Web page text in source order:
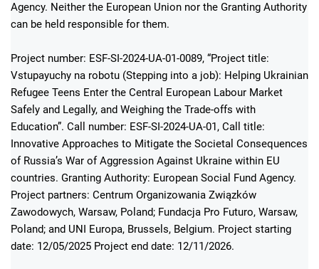
Agency. Neither the European Union nor the Granting Authority
can be held responsible for them.
Project number: ESF-SI-2024-UA-01-0089, “Project title:
Vstupayuchy na robotu (Stepping into a job): Helping Ukrainian
Refugee Teens Enter the Central European Labour Market
Safely and Legally, and Weighing the Trade-offs with
Education”. Call number: ESF-SI-2024-UA-01, Call title:
Innovative Approaches to Mitigate the Societal Consequences
of Russia’s War of Aggression Against Ukraine within EU
countries. Granting Authority: European Social Fund Agency.
Project partners: Centrum Organizowania Związków
Zawodowych, Warsaw, Poland; Fundacja Pro Futuro, Warsaw,
Poland; and UNI Europa, Brussels, Belgium. Project starting
date: 12/05/2025 Project end date: 12/11/2026.